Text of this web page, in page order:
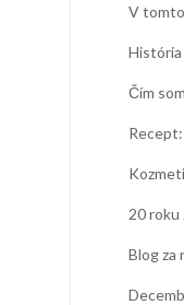
V
História
Čím
20 roku
Blog za